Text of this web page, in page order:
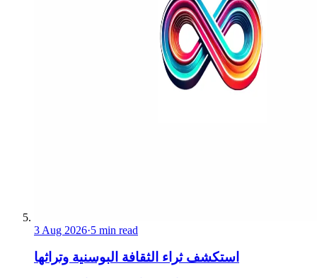
3 Aug 2026·5 min read
استكشف ثراء الثقافة البوسنية وتراثها